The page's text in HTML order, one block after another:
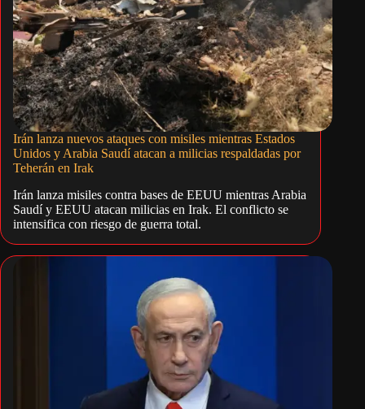
Irán lanza nuevos ataques con misiles mientras Estados
Unidos y Arabia Saudí atacan a milicias respaldadas por
Teherán en Irak
Irán lanza misiles contra bases de EEUU mientras Arabia
Saudí y EEUU atacan milicias en Irak. El conflicto se
intensifica con riesgo de guerra total.